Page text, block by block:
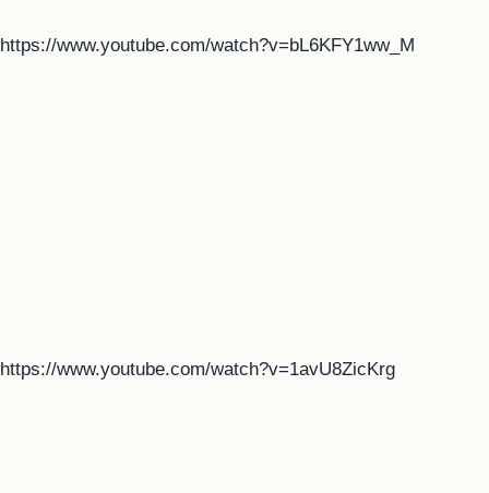
https://www.youtube.com/watch?v=bL6KFY1ww_M
https://www.youtube.com/watch?v=1avU8ZicKrg